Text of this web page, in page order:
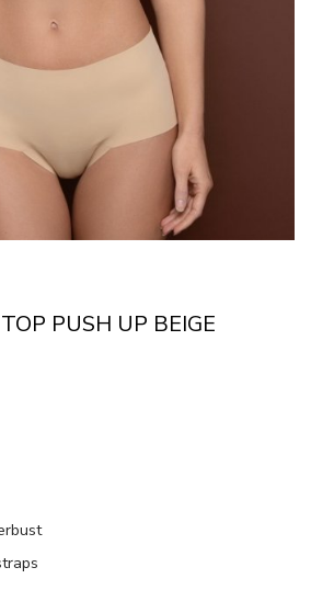
PUSH UP BEIGE